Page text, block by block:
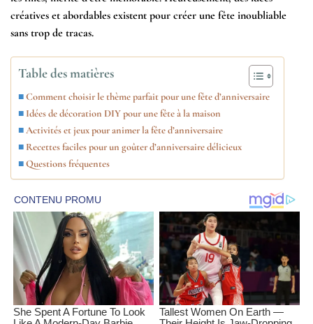
créatives et abordables existent pour créer une fête inoubliable
sans trop de tracas.
Table des matières
Comment choisir le thème parfait pour une fête d’anniversaire
Idées de décoration DIY pour une fête à la maison
Activités et jeux pour animer la fête d’anniversaire
Recettes faciles pour un goûter d’anniversaire délicieux
Questions fréquentes